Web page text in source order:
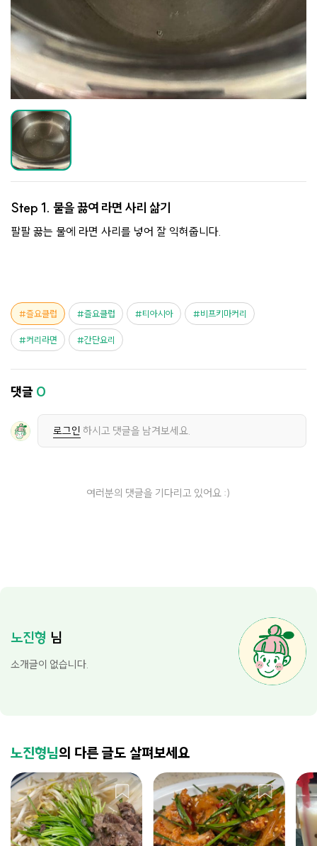
Step 1. 물을 끓여 라면 사리 삶기
팔팔 끓는 물에 라면 사리를 넣어 잘 익혀줍니다.
즐요클럽 즐요클럽 티아시아 비프키마커리
커리라면 간단요리
댓글 0
로그인 하시고 댓글을 남겨보세요.
여러분의 댓글을 기다리고 있어요 :)
노진형 님
소개글이 없습니다.
노진형님의 다른 글도 살펴보세요